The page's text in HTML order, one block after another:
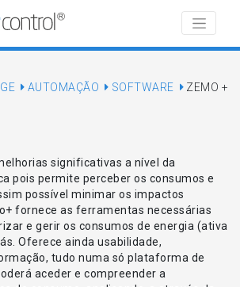
AUTOMAÇÃO SOFTWARE ZEMO +
significativas a nível da
pois permite perceber os consumos e
possível minimar os impactos
fornece as ferramentas necessárias
e gerir os consumos de energia (ativa
Oferece ainda usabilidade,
tudo numa só plataforma de
aceder e compreender a